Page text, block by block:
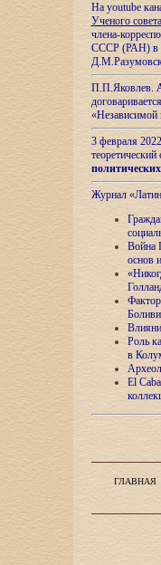
На youtube
Ученого
члена-
СССР (РАН) в
П.П.Яковлев.
«Независимой
3 февраля
теоретический
Журнал
Война
основ
Роль
в
El
ГЛАВНАЯ